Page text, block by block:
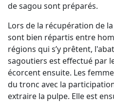
de sagou sont préparés.
Lors de la récupération de
sont bien répartis entre
régions qui s’y prêtent,
sagoutiers est effectué par
écorcent ensuite. Les
du tronc avec la
extraire la pulpe. Elle est